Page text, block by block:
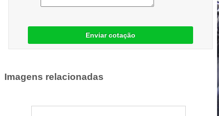
Enviar cotação
Imagens relacionadas